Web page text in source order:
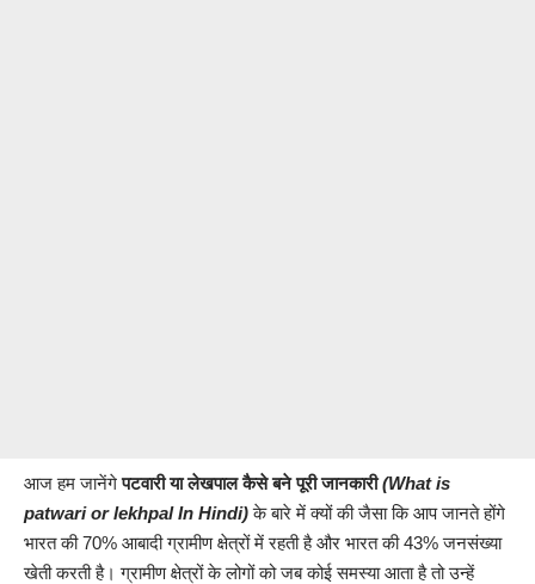
आज हम जानेंगेपटवारी या लेखपालकैसे बने पूरी जानकारी (What is
patwari or lekhpal In Hindi)के बारे में क्यों की जैसा कि आप जानते होंगे
भारत की 70% आबादी ग्रामीण क्षेत्रों में रहती है और भारत की 43% जनसंख्या
खेती करती है।ग्रामीण क्षेत्रों के लोगों को जब कोई समस्या आता है तो उन्हें